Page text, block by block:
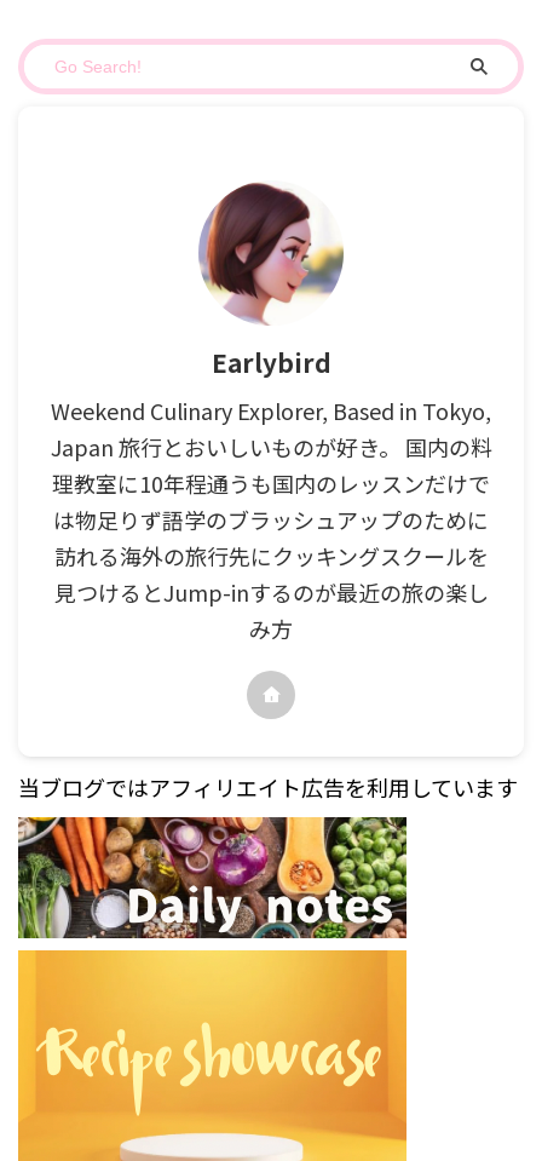
Earlybird
Weekend Culinary Explorer, Based in Tokyo,
Japan 旅行とおいしいものが好き。 国内の料
理教室に10年程通うも国内のレッスンだけで
は物足りず語学のブラッシュアップのために
訪れる海外の旅行先にクッキングスクールを
見つけるとJump-inするのが最近の旅の楽し
み方
当ブログではアフィリエイト広告を利用しています